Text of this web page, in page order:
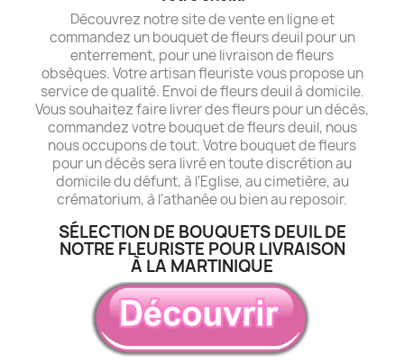
Découvrez notre site de vente en ligne et
commandez un bouquet de fleurs deuil pour un
enterrement, pour une livraison de fleurs
obsèques. Votre artisan fleuriste vous propose un
service de qualité. Envoi de fleurs deuil à domicile.
Vous souhaitez faire livrer des fleurs pour un décès,
commandez votre bouquet de fleurs deuil, nous
nous occupons de tout. Votre bouquet de fleurs
pour un décès sera livré en toute discrétion au
domicile du défunt, à l'Eglise, au cimetière, au
crématorium, à l'athanée ou bien au reposoir.
SÉLECTION DE BOUQUETS DEUIL DE
NOTRE FLEURISTE POUR LIVRAISON
À LA MARTINIQUE